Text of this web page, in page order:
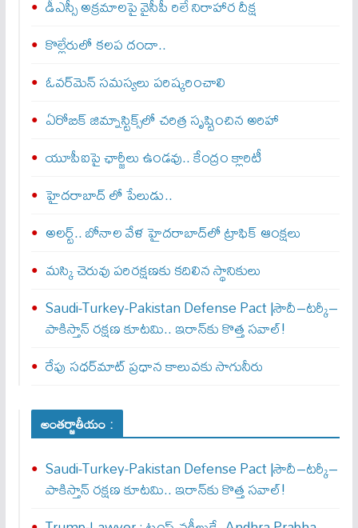
డీఎస్సీ అక్రమాలపై వైసీపీ రిలే నిరాహార దీక్ష
కొల్లేరులో కలప దందా..
ఓవర్‌మెన్‌ సమస్యలు పరిష్కరించాలి
ఏరోబిక్‌ జిమ్నాస్టిక్స్‌లో చరిత్ర సృష్టించిన అరిహా
యూపీఐపై ఛార్జీలు ఉండవు.. కేంద్రం క్లారిటీ
హైదరాబాద్ లో పేలుడు..
అలర్ట్‌.. బోనాల వేళ హైదరాబాద్‌లో ట్రాఫిక్‌ ఆంక్షలు
మస్కి చెరువు పరిరక్షణకు కదిలిన స్థానికులు
Saudi-Turkey-Pakistan Defense Pact |సౌదీ–టర్కీ–
పాకిస్తాన్ రక్షణ కూటమి.. ఇరాన్‌కు కొత్త సవాల్!
రేపు సధర్‌మాట్‌ ప్రధాన కాలువకు సాగునీరు
అంతర్జాతీయం :
Saudi-Turkey-Pakistan Defense Pact |సౌదీ–టర్కీ–
పాకిస్తాన్ రక్షణ కూటమి.. ఇరాన్‌కు కొత్త సవాల్!